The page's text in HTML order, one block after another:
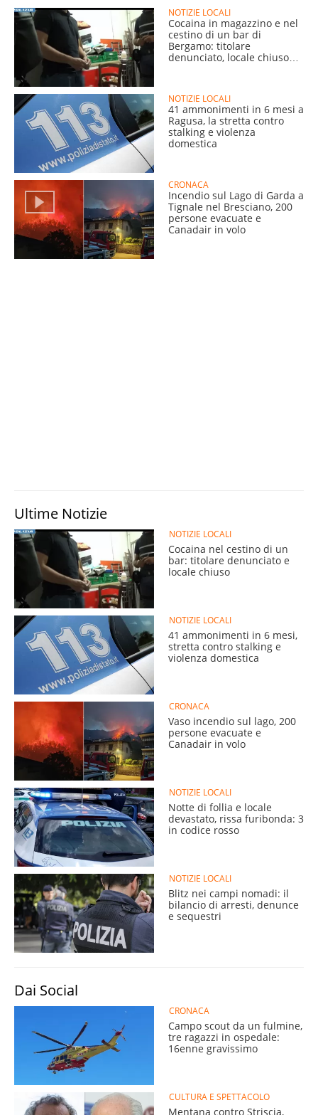
NOTIZIE LOCALI
Cocaina in magazzino e nel
cestino di un bar di
Bergamo: titolare
denunciato, locale chiuso
NOTIZIE LOCALI
41 ammonimenti in 6 mesi a
Ragusa, la stretta contro
stalking e violenza
domestica
CRONACA
Incendio sul Lago di Garda a
Tignale nel Bresciano, 200
persone evacuate e
Canadair in volo
Ultime Notizie
NOTIZIE LOCALI
Cocaina nel cestino di un
bar: titolare denunciato e
locale chiuso
NOTIZIE LOCALI
41 ammonimenti in 6 mesi,
stretta contro stalking e
violenza domestica
CRONACA
Vaso incendio sul lago, 200
persone evacuate e
Canadair in volo
NOTIZIE LOCALI
Notte di follia e locale
devastato, rissa furibonda: 3
in codice rosso
NOTIZIE LOCALI
Blitz nei campi nomadi: il
bilancio di arresti, denunce
e sequestri
Dai Social
CRONACA
Campo scout da un fulmine,
tre ragazzi in ospedale:
16enne gravissimo
CULTURA E SPETTACOLO
Mentana contro Striscia,